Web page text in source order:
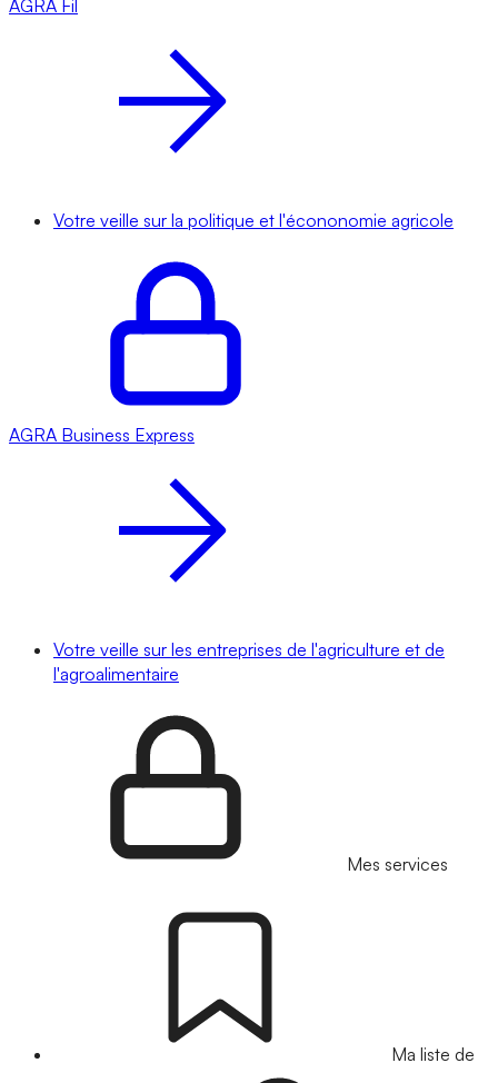
AGRA Fil
Votre veille sur la politique et l'écononomie agricole
AGRA Business Express
Votre veille sur les entreprises de l'agriculture et de
l'agroalimentaire
Mes services
Ma liste de